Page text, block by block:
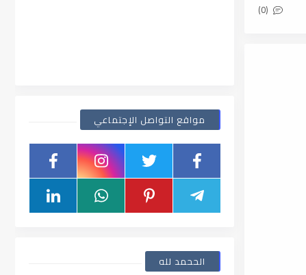
(0)
مواقع التواصل الإجتماعي
الححمد لله